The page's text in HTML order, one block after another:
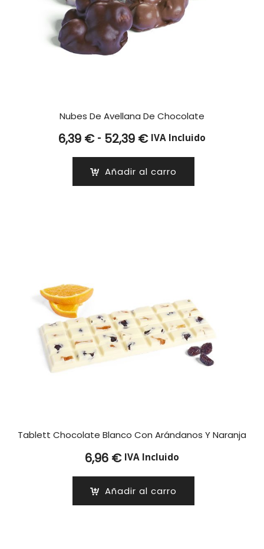
Nubes De Avellana De Chocolate
6,39 € - 52,39 €Rango
desde
IVA Incluido
Añadir al carro
Tablett Chocolate Blanco Con Arándanos Y Naranja
6,96 € IVA Incluido
Añadir al carro